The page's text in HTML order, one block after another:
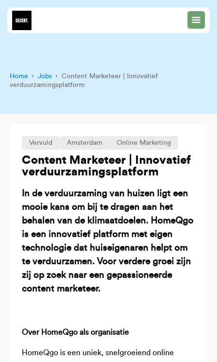
Home › Jobs › Content Marketeer | Innovatief
verduurzamingsplatform
Vervuld Amsterdam Online Marketing
Content Marketeer | Innovatief
verduurzamingsplatform
In de verduurzaming van huizen ligt een
mooie kans om bij te dragen aan het
behalen van de klimaatdoelen. HomeQgo
is een innovatief platform met eigen
technologie dat huiseigenaren helpt om
te verduurzamen. Voor verdere groei zijn
zij op zoek naar een gepassioneerde
content marketeer.
Over HomeQgo als organisatie
HomeQgo is een uniek, snelgroeiend online